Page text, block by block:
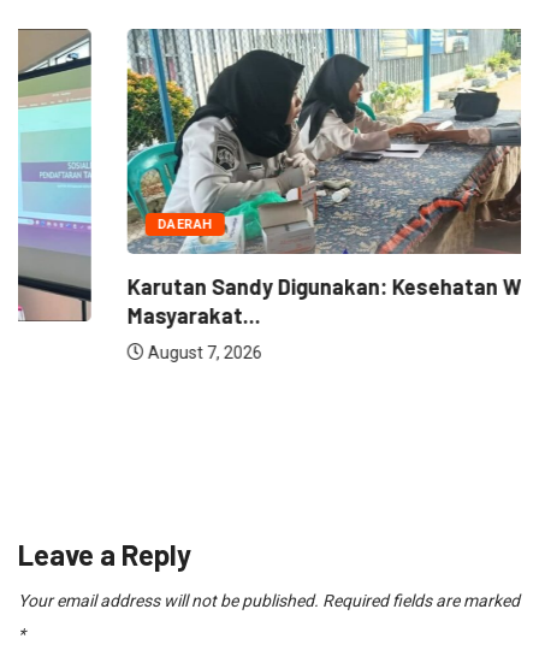
NEWS
Kantah Prabumulih Ajak Camat dan Lurah
Leave a Reply
Your email address will not be published. Required fields are marked
*